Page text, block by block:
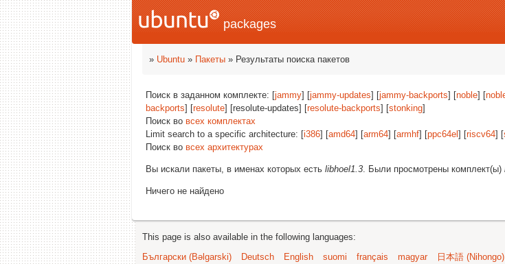
packages
» Ubuntu » Пакеты » Результаты поиска пакетов
Поиск в заданном комплекте: [jammy] [jammy-updates] [jammy-backports] [noble] [
backports] [resolute] [resolute-updates] [resolute-backports] [stonking]
Поиск во всех комплектах
Limit search to a specific architecture: [i386] [amd64] [arm64] [armhf] [ppc64el ] [riscv64] [
Поиск во всех архитектурах
Вы искали пакеты, в именах которых есть libhoel1.3. Были просмотрены комплект(ы)
Ничего не найдено
This page is also available in the following languages:
Български (Bəlgarski)
Deutsch English suomi français magyar 日本語 (Nihongo)